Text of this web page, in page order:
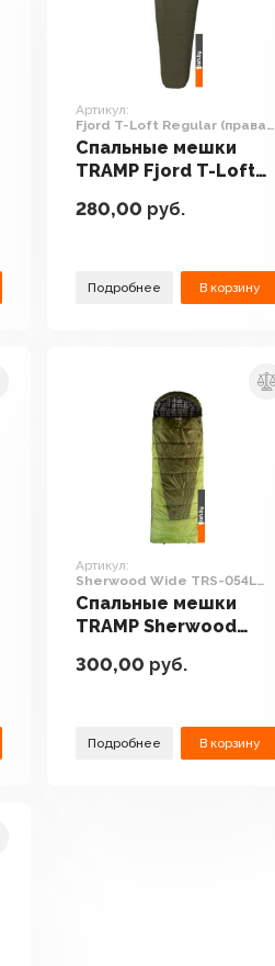
Артикул:
Fjord T-Loft Regular (правая
молния, хаки)
Спальные мешки
TRAMP Fjord T-Loft
молния, хаки)
280,00 руб.
Подробнее В корзину
Артикул:
Sherwood Wide TRS-054L
(левая молния)
Спальные мешки
TRAMP Sherwood
(левая молния)
300,00 руб.
Подробнее В корзину